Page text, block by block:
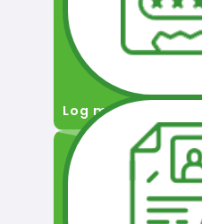
Log masuk